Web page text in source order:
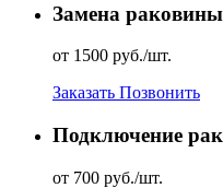
Замена раковины
от 1500 руб./шт.
Заказать Позвонить
Подключение
от 700 руб./шт.